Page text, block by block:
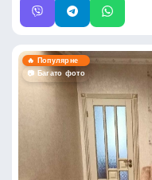
🔥 Популярне
📷 Багато фото